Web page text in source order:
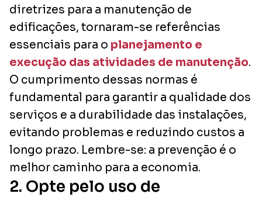
diretrizes para a manutenção de
edificações, tornaram-se referências
essenciais para o planejamento e
execução das atividades de manutenção.
O cumprimento dessas normas é
fundamental para garantir a qualidade dos
serviços e a durabilidade das instalações,
evitando problemas e reduzindo custos a
longo prazo. Lembre-se: a prevenção é o
melhor caminho para a economia.
2. Opte pelo uso de